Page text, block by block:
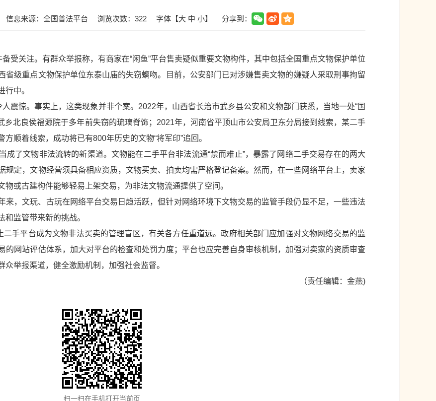
信息来源：全国普法平台 浏览次数： 322 字体【大 中 小】 分享到：
受关注。有群众举报称，有商家在“闲鱼”平台售卖疑似重要文物构件，其中包括全国重点文物保护单位
省级重点文物保护单位东泰山庙的失窃螭吻。目前，公安部门已对涉嫌售卖文物的嫌疑人采取刑事拘留
中。
震惊。事实上，这类现象并非个案。2022年，山西省长治市武乡县公安和文物部门获悉，当地一处“国
乡北良侯福源院于多年前失窃的琉璃脊饰；2021年，河南省平顶山市公安局卫东分局接到线索，某二手
顺着线索，成功将已有800年历史的文物“将军印”追回。
成了文物非法流转的新渠道。文物能在二手平台非法流通“禁而难止”，暴露了网络二手交易存在的两大
规定，文物经营须具备相应资质，文物买卖、拍卖均需严格登记备案。然而，在一些网络平台上，卖家
或古建构件能够轻易上架交易，为非法文物流通提供了空间。
来，文玩、古玩在网络平台交易日趋活跃，但针对网络环境下文物交易的监管手段仍显不足，一些违法
监管带来新的挑战。
二手平台成为文物非法买卖的管理盲区，有关各方任重道远。政府相关部门应加强对文物网络交易的监
的网站评估体系，加大对平台的检查和处罚力度；平台也应完善自身审核机制，加强对卖家的资质审查
举报渠道，健全激励机制，加强社会监督。
（责任编辑：金燕)
扫一扫在手机打开当前页